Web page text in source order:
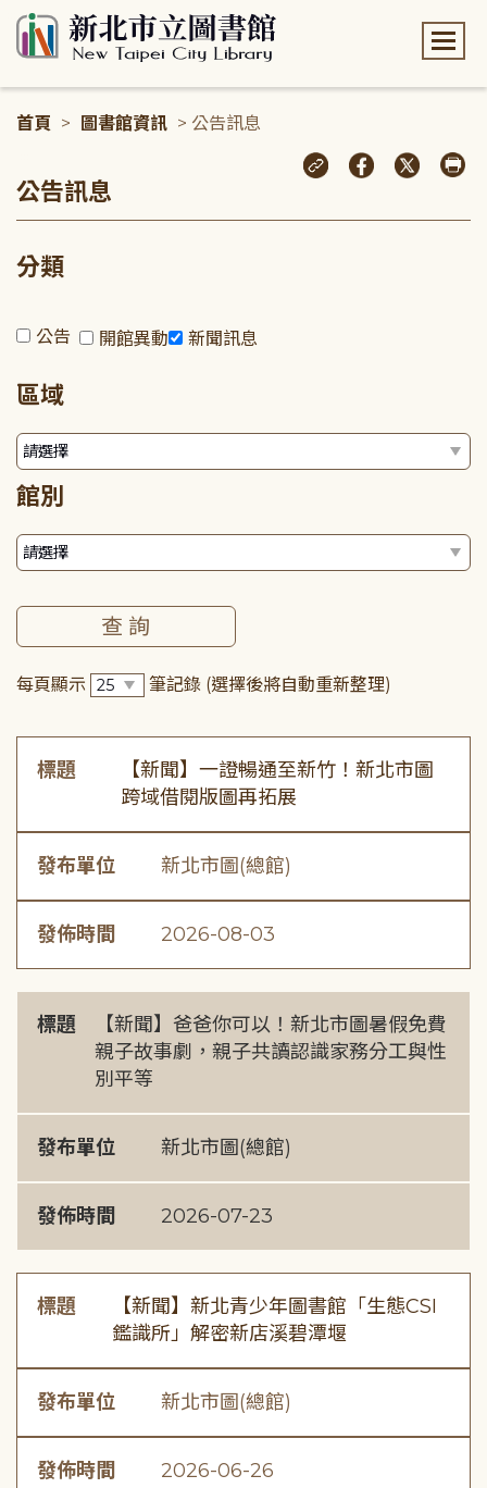
首頁 > 圖書館資訊 > 公告訊息
公告訊息
分類
公告 開館異動 新聞訊息
區域
館別
每頁顯示 筆記錄 (選擇後將自動重新整理)
標題
【新聞】一證暢通至新竹！新北市圖
跨域借閱版圖再拓展
發布單位 新北市圖(總館)
發佈時間 2026-08-03
標題
【新聞】爸爸你可以！新北市圖暑假免費
親子故事劇，親子共讀認識家務分工與性
別平等
發布單位 新北市圖(總館)
發佈時間 2026-07-23
標題
【新聞】新北青少年圖書館「生態CSI
鑑識所」解密新店溪碧潭堰
發布單位 新北市圖(總館)
發佈時間 2026-06-26